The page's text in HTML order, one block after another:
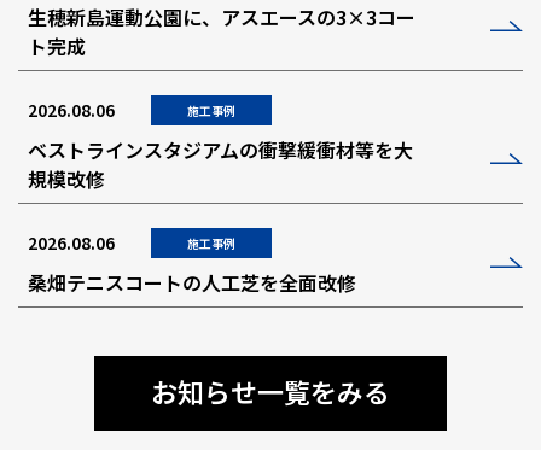
生穂新島運動公園に、アスエースの3×3コー
ト完成
2026.08.06 施工事例
ベストラインスタジアムの衝撃緩衝材等を大
規模改修
2026.08.06 施工事例
桑畑テニスコートの人工芝を全面改修
お知らせ一覧をみる